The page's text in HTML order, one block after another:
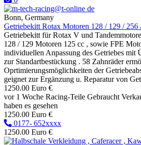
Bonn, Germany
Getriebekitt Rotax Motoren 128 / 129 / 256
Getriebekitt für Rotax V und
128 / 129 Motoren 125 cc , sowie FPE
individuellen Anpassung des Getriebes mit
zur Standartbestückung . 58 Zahnräder
Oprtimierungsmöglichkeiten der
geignet zur Ergänzung u. Reparatur von
1250.00 Euro €
vor 1 Woche Racing-Teile Gebraucht
haben es gesehen
1250.00 Euro €
0177- 652xxxx
1250.00 Euro €